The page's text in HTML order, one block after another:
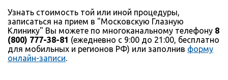
Узнать стоимость той или иной процедуры,
записаться на прием в "Московскую Глазную
Клинику" Вы можете по многоканальному телефону 8
(800) 777-38-81 (ежедневно с 9:00 до 21:00, бесплатно
для мобильных и регионов РФ) или заполнив форму
онлайн-записи.